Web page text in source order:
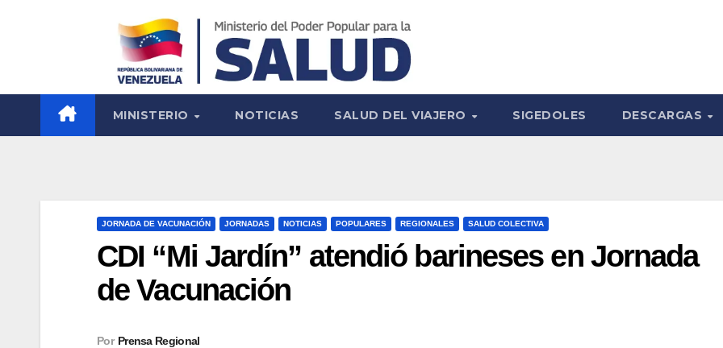
MINISTERIO NOTICIAS SALUD DEL VIAJERO SIGEDOLES DESCARGAS
JORNADA DE VACUNACIÓN JORNADAS NOTICIAS POPULARES REGIONALES SALUD COLECTIVA
CDI “Mi Jardín” atendió barineses en Jornada
de Vacunación
Por Prensa Regional